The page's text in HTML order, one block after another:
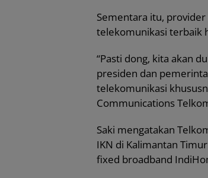
Sementara itu,
telekomunikasi terbaik
“Pasti dong, kita akan
presiden dan
telekomunikasi
Communications
Saki mengatakan
IKN di Kalimantan
fixed broadband